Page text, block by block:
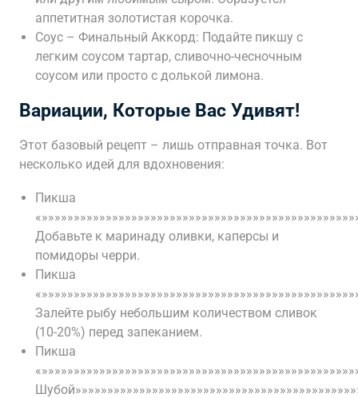
аппетитная золотистая корочка.
Соус – Финальный Аккорд: Подайте пикшу с
легким соусом тартар, сливочно-чесночным
соусом или просто с долькой лимона.
Вариации, Которые Вас Удивят!
Этот базовый рецепт – лишь отправная точка. Вот
несколько идей для вдохновения:
Пикша
Добавьте к маринаду оливки, каперсы и
помидоры черри.
Пикша
Залейте рыбу небольшим количеством сливок
(10-20%) перед запеканием.
Пикша